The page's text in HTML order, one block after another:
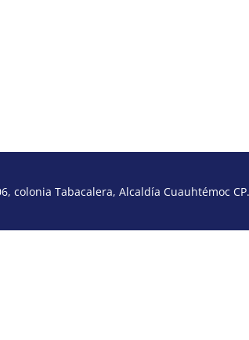
colonia Tabacalera, Alcaldía Cuauhtémoc